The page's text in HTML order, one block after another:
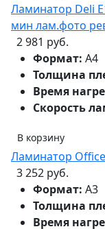
Ламинатор Deli
мин лам.фото
2 981 руб.
Формат: А4
Толщина
Время
Скорость
В корзину
Ламинатор
3 252 руб.
Формат: А3
Толщина
Время